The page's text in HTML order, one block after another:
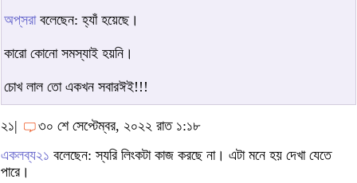
অপ্‌সরাবলেছেন: হ্যাঁ হয়েছে।
কারো কোনো সমস্যাই হয়নি।
চোখ লাল তো একখন সবারঈই!!!
২১|
৩০ শে সেপ্টেম্বর, ২০২২ রাত ১:১৮
একলব্য২১ বলেছেন: স্যরি লিংকটা কাজ করছে না। এটা মনে হয় দেখা যেতে
পারে।